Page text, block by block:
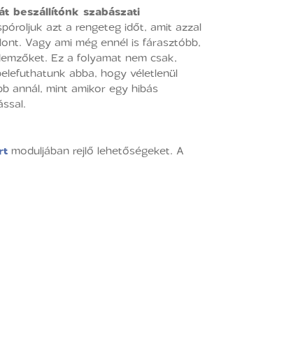
beszállítónk szabászati
azt a rengeteg időt, amit azzal
Vagy ami még ennél is fárasztóbb,
Ez a folyamat nem csak,
abba, hogy véletlenül
annál, mint amikor egy hibás
moduljában rejlő lehetőségeket. A